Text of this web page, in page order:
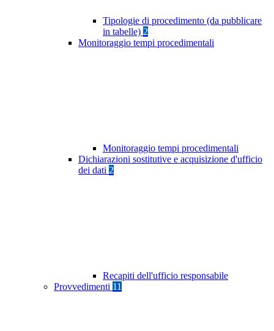
Tipologie di procedimento (da pubblicare
in tabelle) 2
Monitoraggio tempi procedimentali
Monitoraggio tempi procedimentali
Dichiarazioni sostitutive e acquisizione d'ufficio
dei dati 2
Recapiti dell'ufficio responsabile
Provvedimenti 11